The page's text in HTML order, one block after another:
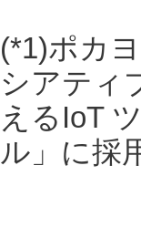
(*1)ポカ
シアティ
えるIoT
ル」に採